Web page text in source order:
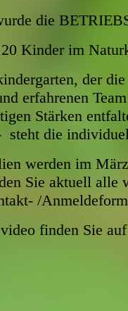
die
Kinder im
der
erfahrenen
Stärken
steht die
werden im
Sie aktuell alle
/
finden Sie